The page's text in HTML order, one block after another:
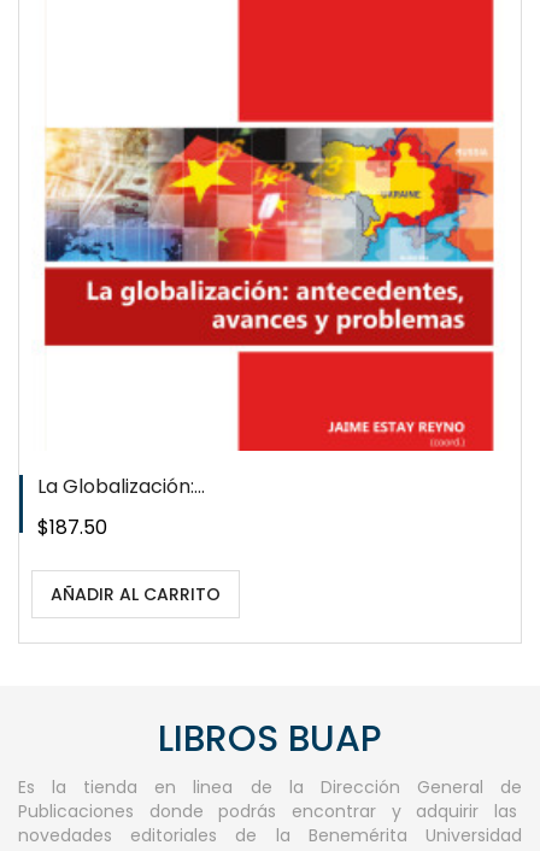
La Globalización:...
Precio
$187.50
AÑADIR AL CARRITO
QUICKVIEW
WISHLIST
LIBROS BUAP
Es la tienda en linea de la Dirección General de
Publicaciones donde podrás encontrar y adquirir las
novedades editoriales de la Benemérita Universidad